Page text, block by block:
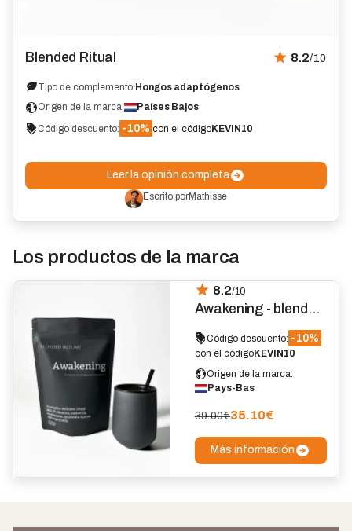
Blended Ritual 8.2/10
Tipo de complemento:Hongos adaptógenos
Origen de la marca:
Países Bajos
Código descuento: -10% con el códigoKEVIN10
Leer la opinión completa
Escrito porMathisse
Los productos de la marca
8.2/10
Awakening - blended
Código descuento: -10%
con el códigoKEVIN10
Origen de la marca:
Pays-Bas
39.00€35.10€
Más información